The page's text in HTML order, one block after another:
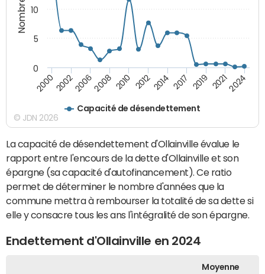
Capacité de désendettement
2000200220062008 2010 2012 2014 2017 2019 20212024
0
5
10
© JDN 2026
La capacité de désendettement d'Ollainville évalue le
rapport entre l'encours de la dette d'Ollainville et son
épargne (sa capacité d'autofinancement). Ce ratio
permet de déterminer le nombre d'années que la
commune mettra à rembourser la totalité de sa dette si
elle y consacre tous les ans l'intégralité de son épargne.
Endettement d'Ollainville en 2024
Moyenne